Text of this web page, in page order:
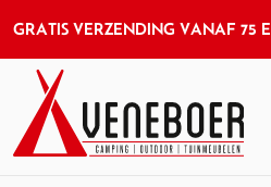
GRATIS VERZENDING VANAF 75